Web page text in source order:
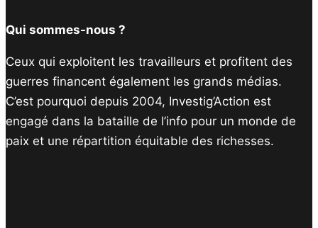
Qui sommes-nous ?
Ceux qui exploitent les travailleurs et profitent des
guerres financent également les grands médias.
C’est pourquoi depuis 2004, Investig’Action est
engagé dans la bataille de l’info pour un monde de
paix et une répartition équitable des richesses.